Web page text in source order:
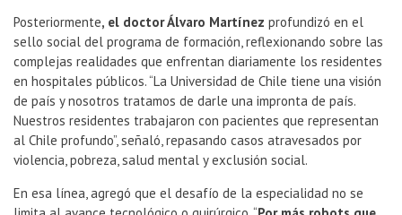
Posteriormente, el doctor Álvaro Martínez profundizó en el
sello social del programa de formación, reflexionando sobre las
complejas realidades que enfrentan diariamente los residentes
en hospitales públicos. “La Universidad de Chile tiene una visión
de país y nosotros tratamos de darle una impronta de país.
Nuestros residentes trabajaron con pacientes que representan
al Chile profundo”, señaló, repasando casos atravesados por
violencia, pobreza, salud mental y exclusión social.
En esa línea, agregó que el desafío de la especialidad no se